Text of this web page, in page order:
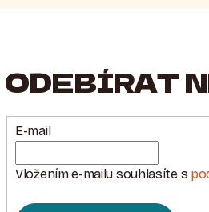
ODEBÍRAT
E-mail
Vložením e-mailu souhlasíte s